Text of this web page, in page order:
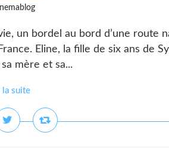
un bordel au bord d’une route
Eline, la fille de six ans de
mère et sa...
la suite